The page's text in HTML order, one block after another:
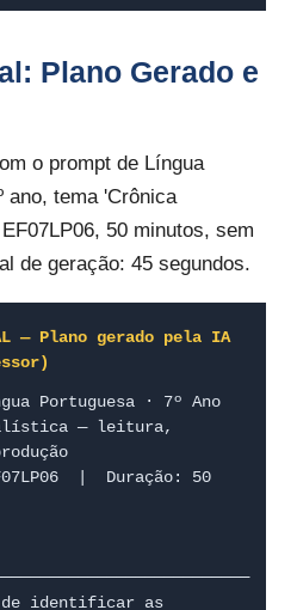
Plano Gerado e
o prompt de Língua
ano, tema 'Crônica
50 minutos, sem
de geração: 45 segundos.
— Plano gerado pela IA
Portuguesa · 7º Ano
— leitura,
|  Duração: 50
de identificar as